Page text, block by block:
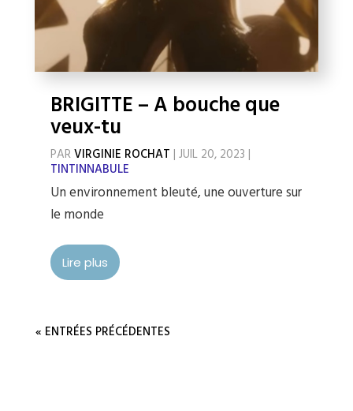
BRIGITTE – A bouche que
veux-tu
PARVIRGINIE ROCHAT | JUIL 20, 2023 |
TINTINNABULE
Un environnement bleuté, une ouverture sur
le monde
Lire plus
« ENTRÉES PRÉCÉDENTES